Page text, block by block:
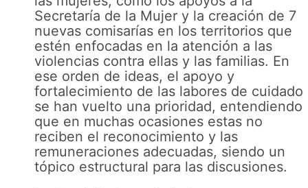
Secretaría de la Mujer y la creación de 7
nuevas comisarías en los territorios que
estén enfocadas en la atención a las
violencias contra ellas y las familias. En
ese orden de ideas, el apoyo y
fortalecimiento de las labores de cuidado
se han vuelto una prioridad, entendiendo
que en muchas ocasiones estas no
reciben el reconocimiento y las
remuneraciones adecuadas, siendo un
tópico estructural para las discusiones.